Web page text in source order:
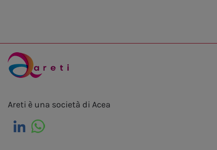
Areti è una società di Acea